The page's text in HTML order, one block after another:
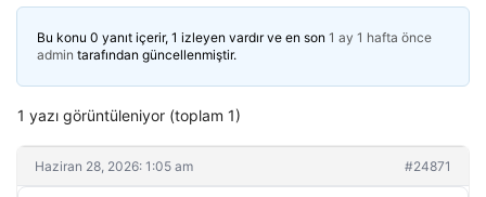
Bu konu 0 yanıt içerir, 1 izleyen vardır ve en son 1 ay 1 hafta önce
admin tarafından güncellenmiştir.
1 yazı görüntüleniyor (toplam 1)
Haziran 28, 2026: 1:05 am #24871